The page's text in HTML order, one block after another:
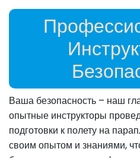
Ваша безопасность – наш
опытные инструкторы
подготовки к полету на
своим опытом и знаниями,